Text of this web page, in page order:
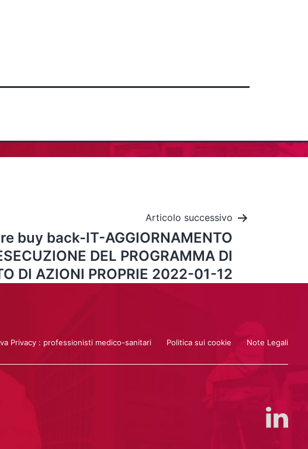
Articolo successivo
buy back-IT-AGGIORNAMENTO
DEL PROGRAMMA DI
DI AZIONI PROPRIE 2022-01-12
Privacy : professionisti medico-sanitari Politica sui cookie Note Legali